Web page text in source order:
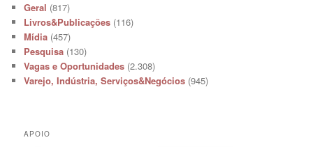
Geral (817)
Livros&Publicações (116)
Mídia (457)
Pesquisa (130)
Vagas e Oportunidades (2.308)
Varejo, Indústria, Serviços&Negócios (945)
APOIO